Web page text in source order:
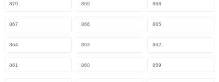
870 869 868
867 866 865
864 863 862
861 860 859